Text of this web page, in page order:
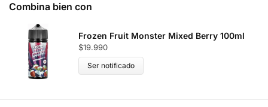
Combina bien con
Frozen Fruit Monster Mixed Berry 100ml
$19.990
Ser notificado